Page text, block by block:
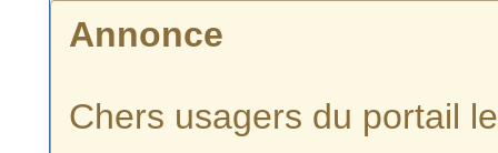
Annonce
Chers usagers du portail